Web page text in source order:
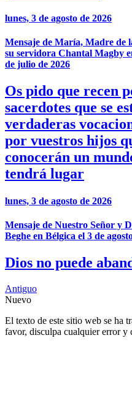
lunes, 3 de agosto de 2026
Mensaje de María, Madre de
su servidora Chantal Magby
de julio de 2026
Os pido que recen
sacerdotes que se
verdaderas
por vuestros hijos
conocerán un
tendrá lugar
lunes, 3 de agosto de 2026
Mensaje de Nuestro Señor y
Beghe en Bélgica el 3 de
Dios no puede
Antiguo
Nuevo
El texto de este sitio web se ha
favor, disculpa cualquier error y